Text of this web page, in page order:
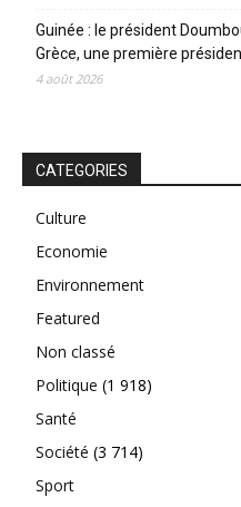
Guinée : le président
Grèce, une première
4 août 2026
CATEGORIES
Culture
Economie
Environnement
Featured
Non classé
Politique (1 918)
Santé
Société (3 714)
Sport